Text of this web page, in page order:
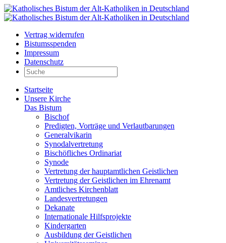
Vertrag widerrufen
Bistumsspenden
Impressum
Datenschutz
Startseite
Unsere Kirche
Das Bistum
Bischof
Predigten, Vorträge und Verlautbarungen
Generalvikarin
Synodalvertretung
Bischöfliches Ordinariat
Synode
Vertretung der hauptamtlichen Geistlichen
Vertretung der Geistlichen im Ehrenamt
Amtliches Kirchenblatt
Landesvertretungen
Dekanate
Internationale Hilfsprojekte
Kindergarten
Ausbildung der Geistlichen